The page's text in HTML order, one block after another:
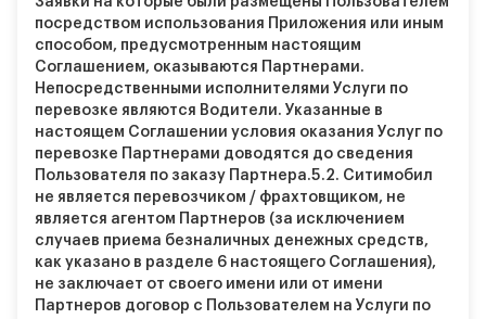
посредством использования Приложения или иным
способом, предусмотренным настоящим
Соглашением, оказываются Партнерами.
Непосредственными исполнителями Услуги по
перевозке являются Водители. Указанные в
настоящем Соглашении условия оказания Услуг по
перевозке Партнерами доводятся до сведения
Пользователя по заказу Партнера.5.2. Ситимобил
не является перевозчиком / фрахтовщиком, не
является агентом Партнеров (за исключением
случаев приема безналичных денежных средств,
как указано в разделе 6 настоящего Соглашения),
не заключает от своего имени или от имени
Партнеров договор с Пользователем на Услуги по